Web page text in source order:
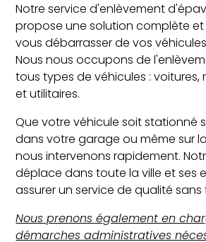
Notre service d'enlèvement
propose une solution complète
vous débarrasser de vos
Nous nous occupons de
tous types de véhicules : voitures,
et utilitaires.
Que votre véhicule soit stationné
dans votre garage ou même sur
nous intervenons rapidement.
déplace dans toute la ville et ses
assurer un service de qualité sans
Nous prenons également en
démarches administratives